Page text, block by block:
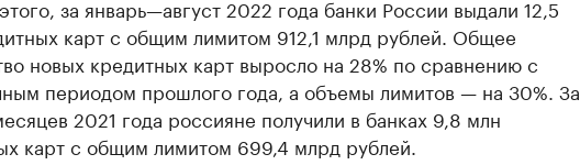
за январь—август 2022 года банки России выдали 12,5
карт с общим лимитом 912,1 млрд рублей. Общее
новых кредитных карт выросло на 28% по сравнению с
периодом прошлого года, а объемы лимитов — на 30%. За
2021 года россияне получили в банках 9,8 млн
карт с общим лимитом 699,4 млрд рублей.